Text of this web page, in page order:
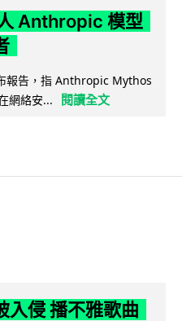
Anthropic 模型
報告，指 Anthropic Mythos
網絡安...
閱讀全文
入侵 播不雅歌曲